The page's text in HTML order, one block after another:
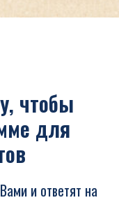
чтобы
для
и ответят на